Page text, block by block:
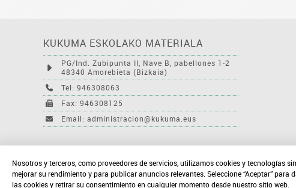
KUKUMA ESKOLAKO MATERIALA
PG/Ind. Zubipunta II, Nave B, pabellones 1-2
48340 Amorebieta (Bizkaia)
Tel: 946308063
Fax: 946308125
Email: administracion@kukuma.eus
Nosotros y terceros, como proveedores de servicios, utilizamos cookies y tecnologías
mejorar su rendimiento y para publicar anuncios relevantes. Seleccione “Aceptar”
las cookies y retirar su consentimiento en cualquier momento desde nuestro sitio web.